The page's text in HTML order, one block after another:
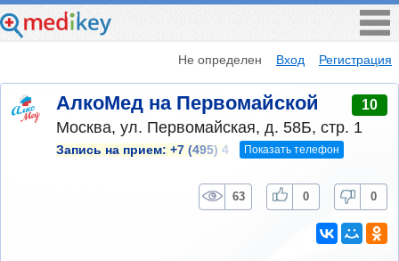
Не определен Вход Регистрация
АлкоМед на Первомайской 10
Москва, ул. Первомайская, д. 58Б, стр. 1
Запись на прием: +7 (495) 4 Показать телефон
63 0 0